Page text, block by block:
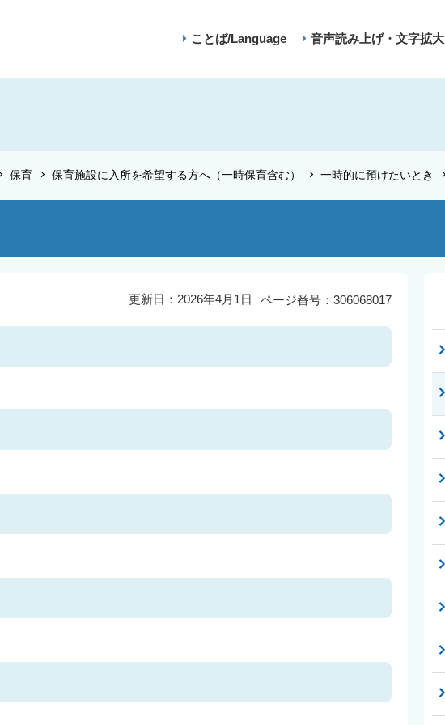
ことば/Language 音声読み上げ・文字拡大
保育 保育施設に入所を希望する方へ（一時保育含む） 一時的に預けたいとき
ページ番号：306068017
更新日：2026年4月1日